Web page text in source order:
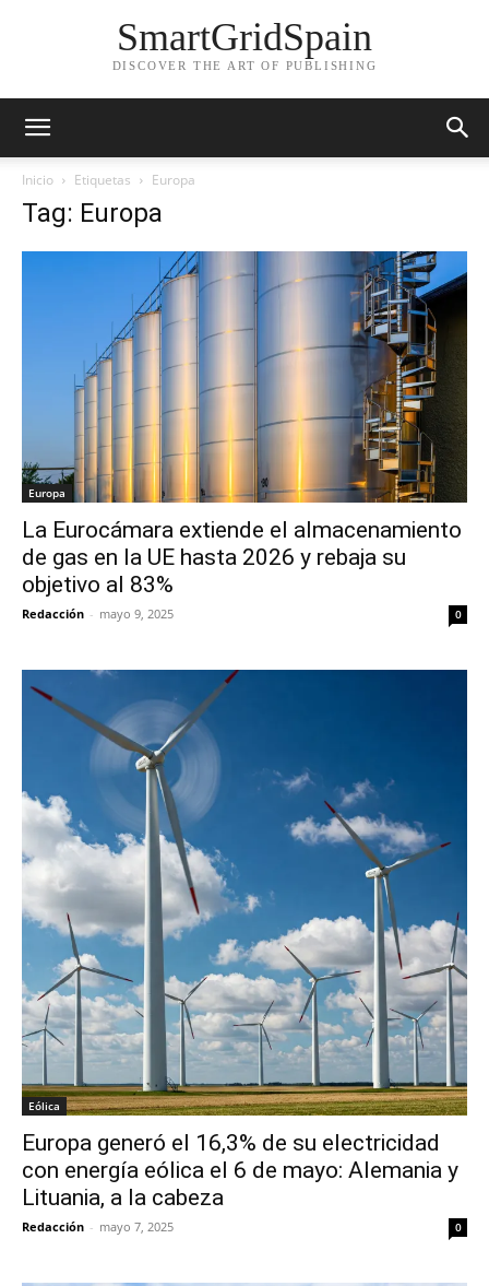
SmartGridSpain
DISCOVER THE ART OF PUBLISHING
Inicio Etiquetas Europa
Tag: Europa
Europa
La Eurocámara extiende el almacenamiento
de gas en la UE hasta 2026 y rebaja su
objetivo al 83%
Redacción - mayo 9, 2025 0
Eólica
Europa generó el 16,3% de su electricidad
con energía eólica el 6 de mayo: Alemania y
Lituania, a la cabeza
Redacción - mayo 7, 2025 0